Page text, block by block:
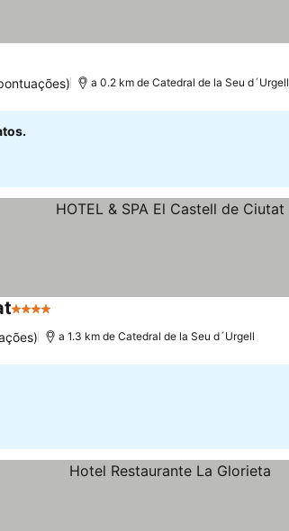
a 0.2 km de Catedral de la Seu d´Urgell
4 Estrelas
a 1.3 km de Catedral de la Seu d´Urgell